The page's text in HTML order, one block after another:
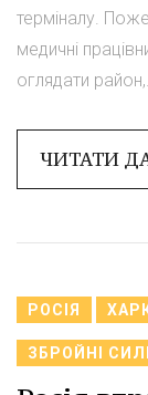
терміналу.
медичні
оглядати
ЧИТАТИ
РОСІЯ
ЗБРОЙНІ